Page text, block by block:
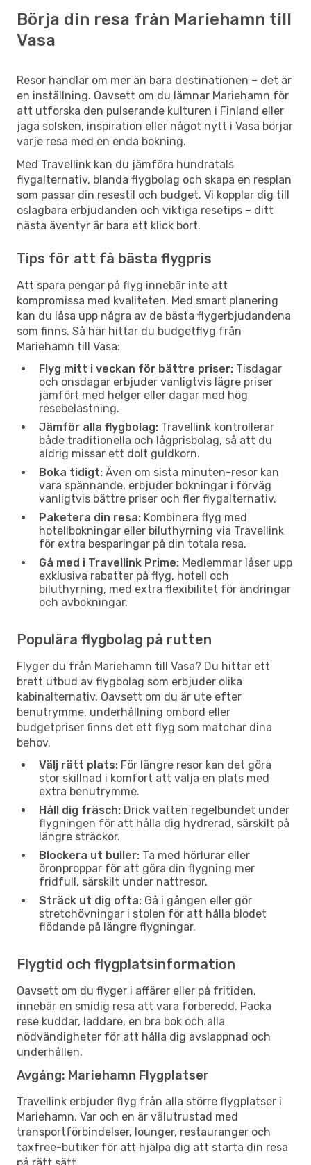
Börja din resa från Mariehamn till
Vasa
Resor handlar om mer än bara destinationen – det är
en inställning. Oavsett om du lämnar Mariehamn för
att utforska den pulserande kulturen i Finland eller
jaga solsken, inspiration eller något nytt i Vasa börjar
varje resa med en enda bokning.
Med Travellink kan du jämföra hundratals
flygalternativ, blanda flygbolag och skapa en resplan
som passar din resestil och budget. Vi kopplar dig till
oslagbara erbjudanden och viktiga resetips – ditt
nästa äventyr är bara ett klick bort.
Tips för att få bästa flygpris
Att spara pengar på flyg innebär inte att
kompromissa med kvaliteten. Med smart planering
kan du låsa upp några av de bästa flygerbjudandena
som finns. Så här hittar du budgetflyg från
Mariehamn till Vasa:
Flyg mitt i veckan för bättre priser: Tisdagar
och onsdagar erbjuder vanligtvis lägre priser
jämfört med helger eller dagar med hög
resebelastning.
Jämför alla flygbolag: Travellink kontrollerar
både traditionella och lågprisbolag, så att du
aldrig missar ett dolt guldkorn.
Boka tidigt: Även om sista minuten-resor kan
vara spännande, erbjuder bokningar i förväg
vanligtvis bättre priser och fler flygalternativ.
Paketera din resa: Kombinera flyg med
hotellbokningar eller biluthyrning via Travellink
för extra besparingar på din totala resa.
Gå med i Travellink Prime: Medlemmar låser upp
exklusiva rabatter på flyg, hotell och
biluthyrning, med extra flexibilitet för ändringar
och avbokningar.
Populära flygbolag på rutten
Flyger du från Mariehamn till Vasa? Du hittar ett
brett utbud av flygbolag som erbjuder olika
kabinalternativ. Oavsett om du är ute efter
benutrymme, underhållning ombord eller
budgetpriser finns det ett flyg som matchar dina
behov.
Välj rätt plats: För längre resor kan det göra
stor skillnad i komfort att välja en plats med
extra benutrymme.
Håll dig fräsch: Drick vatten regelbundet under
flygningen för att hålla dig hydrerad, särskilt på
längre sträckor.
Blockera ut buller: Ta med hörlurar eller
öronproppar för att göra din flygning mer
fridfull, särskilt under nattresor.
Sträck ut dig ofta: Gå i gången eller gör
stretchövningar i stolen för att hålla blodet
flödande på längre flygningar.
Flygtid och flygplatsinformation
Oavsett om du flyger i affärer eller på fritiden,
innebär en smidig resa att vara förberedd. Packa
rese kuddar, laddare, en bra bok och alla
nödvändigheter för att hålla dig avslappnad och
underhållen.
Avgång: Mariehamn Flygplatser
Travellink erbjuder flyg från alla större flygplatser i
Mariehamn. Var och en är välutrustad med
transportförbindelser, lounger, restauranger och
taxfree-butiker för att hjälpa dig att starta din resa